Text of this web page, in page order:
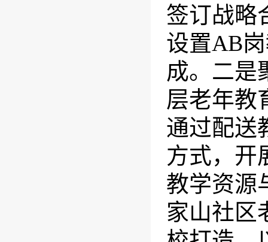
签订战略
设置AB
成。二是
层老年教
通过配送
方式，开
教学资源
家山社区